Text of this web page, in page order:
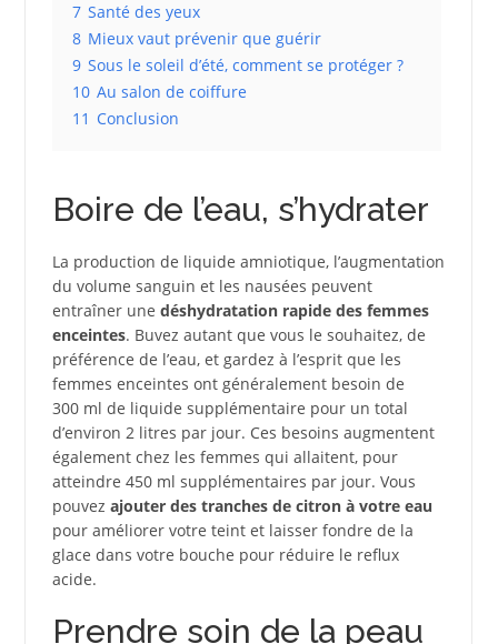
7 Santé des yeux
8 Mieux vaut prévenir que guérir
9 Sous le soleil d’été, comment se protéger ?
10 Au salon de coiffure
11 Conclusion
Boire de l’eau, s’hydrater
La production de liquide amniotique, l’augmentation
du volume sanguin et les nausées peuvent
entraîner une déshydratation rapide des femmes
enceintes. Buvez autant que vous le souhaitez, de
préférence de l’eau, et gardez à l’esprit que les
femmes enceintes ont généralement besoin de
300 ml de liquide supplémentaire pour un total
d’environ 2 litres par jour. Ces besoins augmentent
également chez les femmes qui allaitent, pour
atteindre 450 ml supplémentaires par jour. Vous
pouvez ajouter des tranches de citron à votre eau
pour améliorer votre teint et laisser fondre de la
glace dans votre bouche pour réduire le reflux
acide.
Prendre soin de la peau